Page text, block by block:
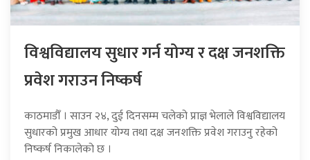
विश्वविद्यालय सुधार गर्न योग्य र दक्ष जनशक्ति
प्रवेश गराउन निष्कर्ष
काठमाडौँ । साउन २४, दुई दिनसम्म चलेको प्राज्ञ भेलाले विश्वविद्यालय
सुधारको प्रमुख आधार योग्य तथा दक्ष जनशक्ति प्रवेश गराउनु रहेको
निष्कर्ष निकालेको छ ।